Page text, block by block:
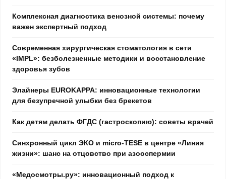
Комплексная диагностика венозной системы: почему
важен экспертный подход
Современная хирургическая стоматология в сети
«IMPL»: безболезненные методики и восстановление
здоровья зубов
Элайнеры EUROKAPPA: инновационные технологии
для безупречной улыбки без брекетов
Как детям делать ФГДС (гастроскопию): советы врачей
Синхронный цикл ЭКО и micro-TESE в центре «Линия
жизни»: шанс на отцовство при азооспермии
«Медосмотры.ру»: инновационный подход к